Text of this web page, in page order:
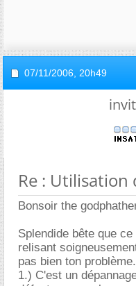
07/11/2006, 20h49
Re : Utilisation
Bonsoir the
Splendide bête que
relisant
pas bien ton
1.) C'est un